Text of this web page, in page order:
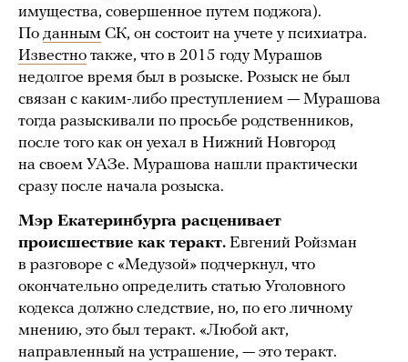
имущества, совершенное путем поджога).
По данным СК, он состоит на учете у психиатра.
Известно также, что в 2015 году Мурашов
недолгое время был в розыске. Розыск не был
связан с каким-либо преступлением — Мурашова
тогда разыскивали по просьбе родственников,
после того как он уехал в Нижний Новгород
на своем УАЗе. Мурашова нашли практически
сразу после начала розыска.
Мэр Екатеринбурга расценивает
происшествие как теракт. Евгений Ройзман
в разговоре с «Медузой» подчеркнул, что
окончательно определить статью Уголовного
кодекса должно следствие, но, по его личному
мнению, это был теракт. «Любой акт,
направленный на устрашение, — это теракт.